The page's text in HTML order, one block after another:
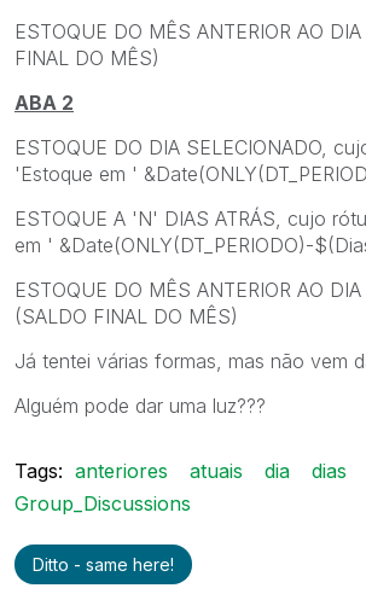
ESTOQUE DO MÊS ANTERIOR AO
FINAL DO MÊS)
ABA 2
ESTOQUE DO DIA SELECIONADO,
'Estoque em '
ESTOQUE A 'N' DIAS ATRÁS, cujo
em ' &Date(ONLY(DT_PERIODO)-
ESTOQUE DO MÊS ANTERIOR AO
(SALDO FINAL DO MÊS)
Já tentei várias formas, mas não vem
Alguém pode dar uma luz???
Tags: anteriores atuais dia
dias
Group_Discussions
Ditto - same here!